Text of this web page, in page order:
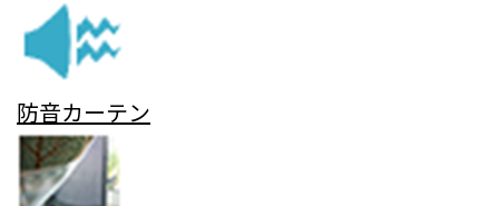
防音カーテン